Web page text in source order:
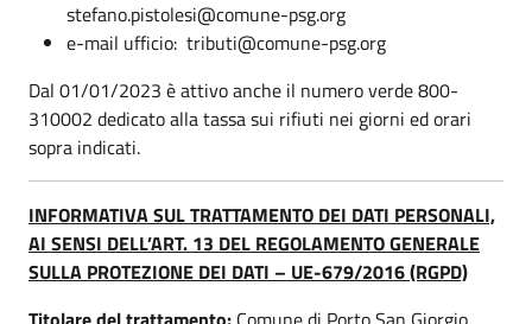
stefano.pistolesi@comune-psg.org
e-mail ufficio: tributi@comune-psg.org
Dal 01/01/2023 è attivo anche il numero verde 800-
310002 dedicato alla tassa sui rifiuti nei giorni ed orari
sopra indicati.
INFORMATIVA SUL TRATTAMENTO DEI DATI PERSONALI,
AI SENSI DELL’ART. 13 DEL REGOLAMENTO GENERALE
SULLA PROTEZIONE DEI DATI – UE-679/2016 (RGPD)